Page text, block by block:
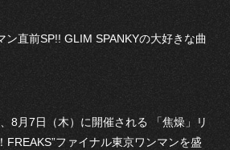
ン直前SP!! GLIM SPANKYの大好きな曲
8月7日（木）に開催される 「焦燥」リ
FREAKS”ファイナル東京ワンマンを盛